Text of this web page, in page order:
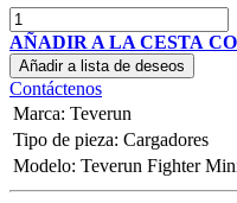
AÑADIR A LA CESTA
Añadir a lista de deseos
Contáctenos
Marca: Teverun
Tipo de pieza: Cargadores
Modelo: Teverun Fighter